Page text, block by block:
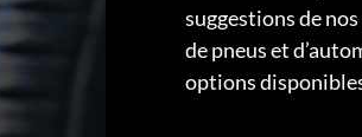
suggestions de
de pneus et
options